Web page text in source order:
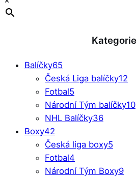
Kategorie
Balíčky65
Česká Liga balíčky12
Fotbal5
Národní Tým balíčky10
NHL Balíčky36
Boxy42
Česká liga boxy5
Fotbal4
Národní Tým Boxy9